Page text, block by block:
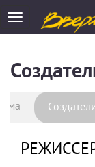
Toggle
navigation